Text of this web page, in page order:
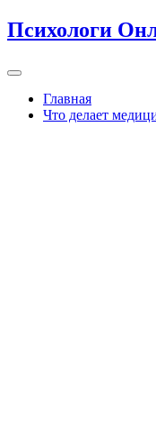
Перейти
к
Психологи
Главная
Что делает